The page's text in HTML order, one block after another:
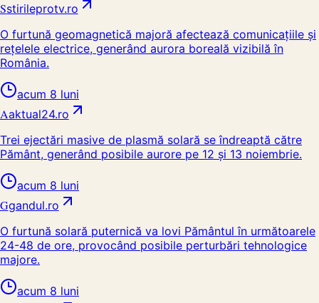
Sstirileprotv.ro
O furtună geomagnetică majoră afectează comunicațiile și
rețelele electrice, generând aurora boreală vizibilă în
România.
acum 8 luni
Aaktual24.ro
Trei ejectări masive de plasmă solară se îndreaptă către
Pământ, generând posibile aurore pe 12 și 13 noiembrie.
acum 8 luni
Ggandul.ro
O furtună solară puternică va lovi Pământul în următoarele
24-48 de ore, provocând posibile perturbări tehnologice
majore.
acum 8 luni